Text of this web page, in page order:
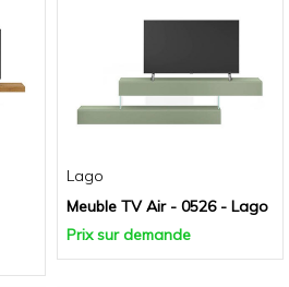
Lago
Meuble TV Air - 0526 - Lago
Prix sur demande